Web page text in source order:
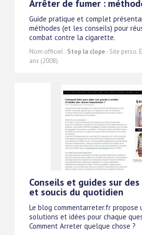
Arrêter de fumer :
Guide pratique et complet
méthodes (et les conseils) pour
combat contre la cigarette.
Nom officiel : Stop la clope- Site perso.
ans (2008).
Conseils et guides sur
et soucis du quotidien
Le blog commentarreter.fr propose
solutions et idées pour chaque
Comment Arreter quelque chose ?